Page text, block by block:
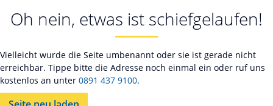
Oh nein, etwas ist schiefgelaufen!
Vielleicht wurde die Seite umbenannt oder sie ist gerade nicht
erreichbar. Tippe bitte die Adresse noch einmal ein oder ruf uns
kostenlos an unter 0891 437 9100.